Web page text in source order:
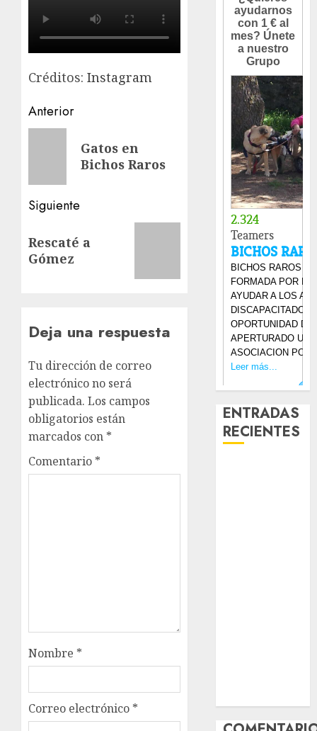
Créditos: Instagram
Navegación
de
entradas
Anterior
Gatos en
Bichos Raros
Siguiente
entrada:
Rescaté a
Gómez
Deja una respuesta
Tu dirección de correo
electrónico no será
publicada. Los campos
obligatorios están
marcados con *
Comentario *
Nombre *
Correo electrónico *
ENTRADAS
RECIENTES